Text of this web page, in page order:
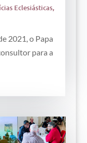
Eclesiásticas,
2021, o Papa
para a